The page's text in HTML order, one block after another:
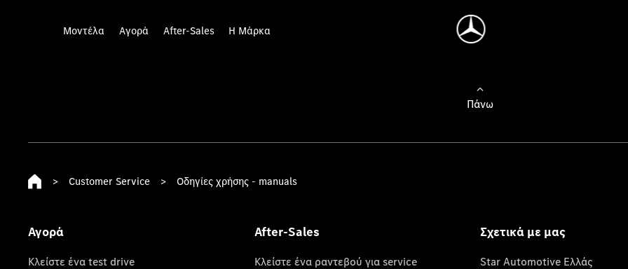
Μοντέλα Αγορά After-Sales Η Μάρκα
Πάνω
> Customer Service > Οδηγίες χρήσης - manuals
Αγορά
Κλείστε ένα test drive
After-Sales
Κλείστε ένα ραντεβού για service
Σχετικά με μας
Star Automotive Ελλάς